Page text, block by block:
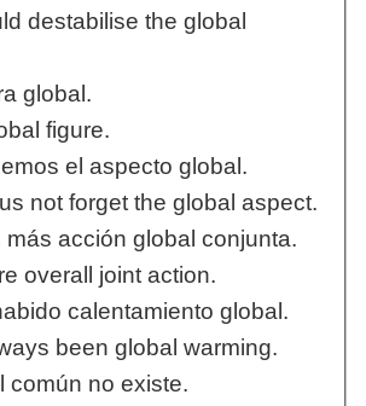
destabilise the global
global.
figure.
el aspecto global.
not forget the global aspect.
más acción global conjunta.
overall joint action.
calentamiento global.
been global warming.
común no existe.